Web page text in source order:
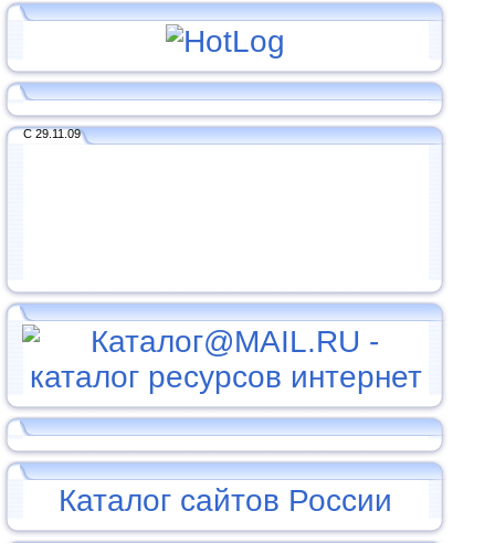
С 29.11.09
Каталог сайтов России